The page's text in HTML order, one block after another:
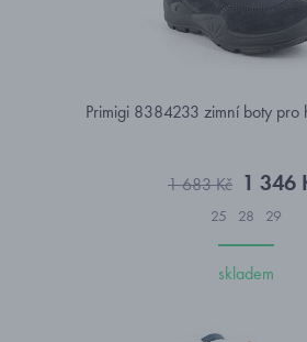
Primigi 8384233 zimní boty pro
1 683 Kč 1 346
25 28 29
skladem